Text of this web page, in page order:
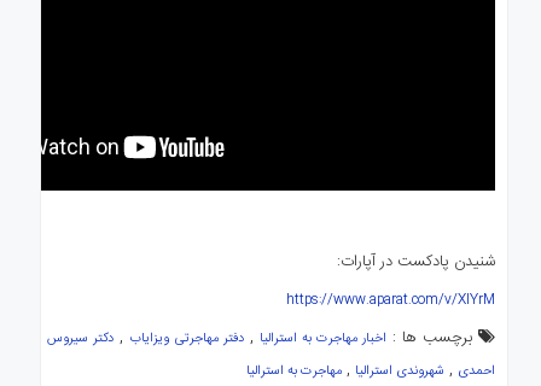
شنیدن پادکست در آپارات:
https://www.aparat.com/v/XIYrM
برچسب ها : اخبار مهاجرت به استرالیا ,دفتر مهاجرتی ویزایاب , دکتر سیروس
احمدی , شهروندی استرالیا , مهاجرت به استرالیا